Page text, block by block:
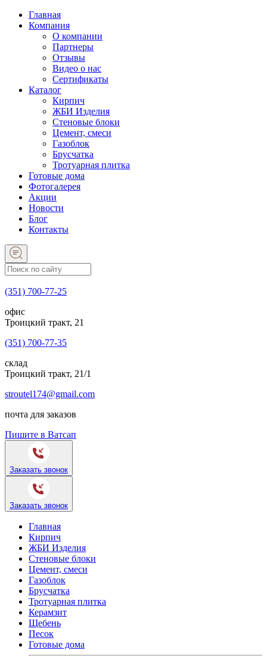
Главная
Компания
О компании
Партнеры
Отзывы
Видео о нас
Сертификаты
Каталог
Кирпич
ЖБИ Изделия
Стеновые блоки
Цемент, смеси
Газоблок
Брусчатка
Тротуарная плитка
Готовые дома
Фотогалерея
Акции
Новости
Блог
Контакты
(351) 700-77-25
офис
Троицкий тракт, 21
(351) 700-77-35
склад
Троицкий тракт, 21/1
stroutel174@gmail.com
почта для заказов
Пишите в Ватсап
Заказать звонок
Заказать звонок
Главная
Кирпич
ЖБИ Изделия
Стеновые блоки
Цемент, смеси
Газоблок
Брусчатка
Тротуарная плитка
Керамзит
Щебень
Песок
Готовые дома